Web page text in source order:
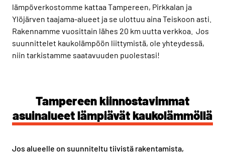
lämpöverkostomme kattaa Tampereen, Pirkkalan ja
Ylöjärven taajama-alueet ja se ulottuu aina Teiskoon asti.
Rakennamme vuosittain lähes 20 km uutta verkkoa. Jos
suunnittelet kaukolämpöön liittymistä, ole yhteydessä,
niin tarkistamme saatavuuden puolestasi!
Tampereen kiinnostavimmat
asuinalueet lämpiävät kaukolämmöllä
Jos alueelle on suunniteltu tiivistä rakentamista,